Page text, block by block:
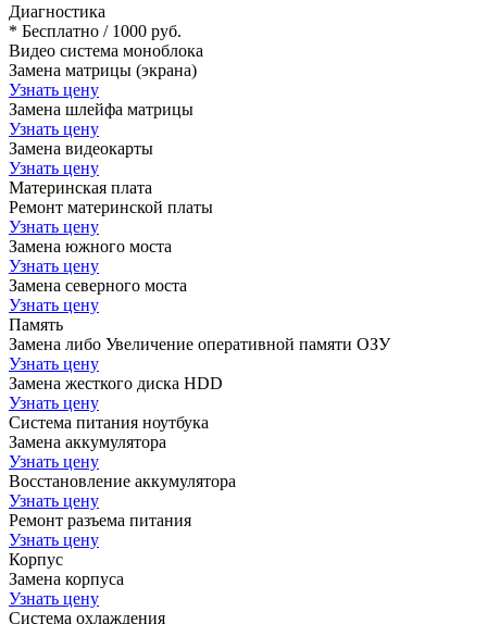
Диагностика
* Бесплатно / 1000 руб.
Видео система моноблока
Замена матрицы (экрана)
Узнать цену
Замена шлейфа матрицы
Узнать цену
Замена видеокарты
Узнать цену
Материнская плата
Ремонт материнской платы
Узнать цену
Замена южного моста
Узнать цену
Замена северного моста
Узнать цену
Память
Замена либо Увеличение оперативной памяти ОЗУ
Узнать цену
Замена жесткого диска HDD
Узнать цену
Система питания ноутбука
Замена аккумулятора
Узнать цену
Восстановление аккумулятора
Узнать цену
Ремонт разъема питания
Узнать цену
Корпус
Замена корпуса
Узнать цену
Система охлаждения